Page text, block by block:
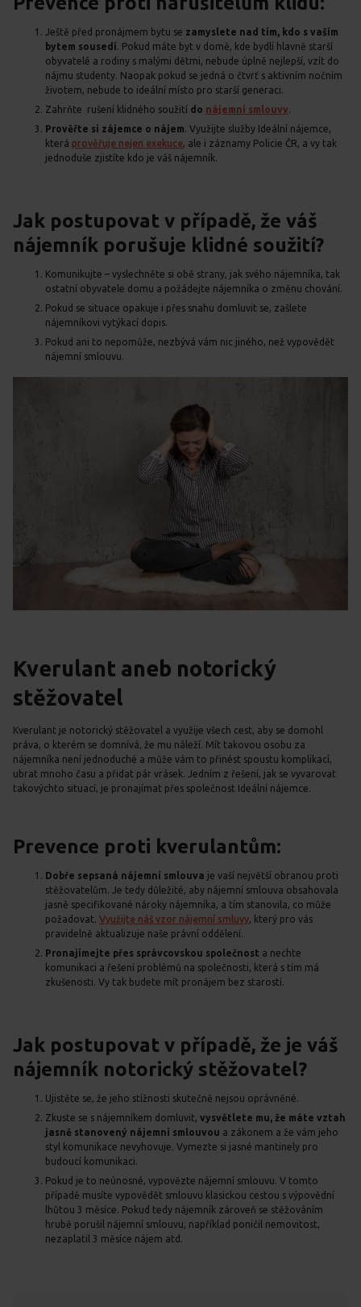
Ještě před pronájmem bytu se zamyslete nad tím, kdo s vaším
bytem sousedí. Pokud máte byt v domě, kde bydlí hlavně starší
obyvatelé a rodiny s malými dětmi, nebude úplně nejlepší, vzít do
nájmu studenty. Naopak pokud se jedná o čtvrť s aktivním nočním
životem, nebude to ideální místo pro starší generaci.
Zahrňte rušení klidného soužití do nájemní smlouvy.
Prověřte si zájemce o nájem. Využijte služby Ideální nájemce,
která prověřuje nejen exekuce, ale i záznamy Policie ČR, a vy tak
jednoduše zjistíte kdo je váš nájemník.
Jak postupovat v případě, že váš
nájemník porušuje klidné soužití?
Komunikujte – vyslechněte si obě strany, jak svého nájemníka, tak
ostatní obyvatele domu a požádejte nájemníka o změnu chování.
Pokud se situace opakuje i přes snahu domluvit se, zašlete
nájemníkovi vytýkací dopis.
Pokud ani to nepomůže, nezbývá vám nic jiného, než vypovědět
nájemní smlouvu.
Kverulant aneb notorický
stěžovatel
Kverulant je notorický stěžovatel a využije všech cest, aby se domohl
práva, o kterém se domnívá, že mu náleží. Mít takovou osobu za
nájemníka není jednoduché a může vám to přinést spoustu komplikací,
ubrat mnoho času a přidat pár vrásek. Jedním z řešení, jak se vyvarovat
takovýchto situací, je pronajímat přes společnost Ideální nájemce.
Prevence proti kverulantům:
Dobře sepsaná nájemní smlouva je vaší největší obranou proti
stěžovatelům. Je tedy důležité, aby nájemní smlouva obsahovala
jasně specifikované nároky nájemníka, a tím stanovila, co může
požadovat. Využijte náš vzor nájemní smluvy, který pro vás
pravidelně aktualizuje naše právní oddělení.
Pronajímejte přes správcovskou společnost a nechte
komunikaci a řešení problémů na společnosti, která s tím má
zkušenosti. Vy tak budete mít pronájem bez starostí.
Jak postupovat v případě, že je váš
nájemník notorický stěžovatel?
Ujistěte se, že jeho stížnosti skutečně nejsou oprávněné.
Zkuste se s nájemníkem domluvit, vysvětlete mu, že máte vztah
jasně stanovený nájemní smlouvou a zákonem a že vám jeho
styl komunikace nevyhovuje. Vymezte si jasné mantinely pro
budoucí komunikaci.
Pokud je to neúnosné, vypovězte nájemní smlouvu. V tomto
případě musíte vypovědět smlouvu klasickou cestou s výpovědní
lhůtou 3 měsíce. Pokud tedy nájemník zároveň se stěžováním
hrubě porušil nájemní smlouvu, například poničil nemovitost,
nezaplatil 3 měsíce nájem atd.